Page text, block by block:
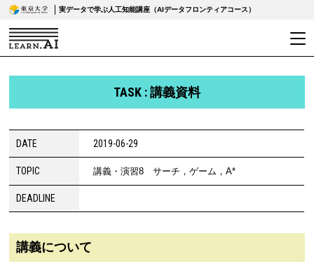
実データで学ぶ人工知能講座（AIデータフロンティアコース）
TASK : 講義資料
DATE 2019-06-29
TOPIC 講義・演習8 サーチ，ゲーム，A*
DEADLINE
講義について